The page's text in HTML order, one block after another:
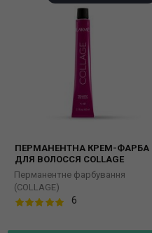
ПЕРМАНЕНТНА КРЕМ-ФАРБА
ДЛЯ ВОЛОССЯ COLLAGE
Перманентне фарбування
(COLLAGE)
6